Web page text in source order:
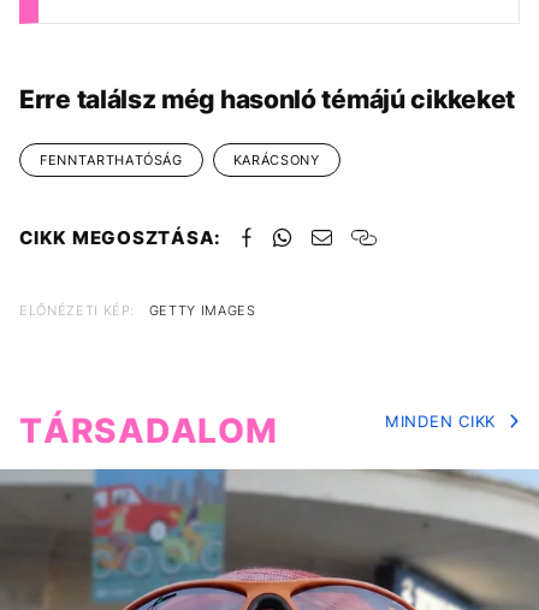
Erre találsz még hasonló témájú cikkeket
FENNTARTHATÓSÁG KARÁCSONY
CIKK MEGOSZTÁSA:
ELŐNÉZETI KÉP: GETTY IMAGES
TÁRSADALOM MINDEN CIKK